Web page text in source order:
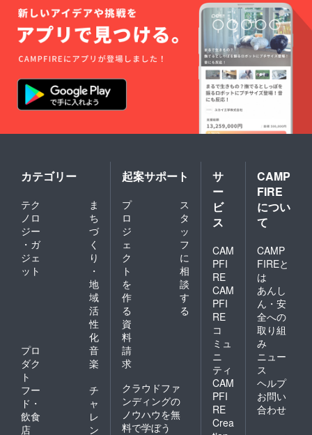
カテゴリー
テク
ノロ
ジー
・ガ
ジェ
ット
ま
ち
づ
く
り
・
地
域
活
性
化
プロ
ダク
ト
音
楽
フー
ド・
飲食
店
チ
ャ
レ
ン
起案サポート
プ
ロ
ジ
ェ
ク
ト
を
作
る
ス
タ
ッ
フ
に
相
談
す
る
資
料
請
求
クラウドファ
ンディングの
ノウハウを無
料で学ぼう
サ
ー
ビ
ス
CAM
PFI
RE
CAM
PFI
RE
コ
ミュ
ニ
ティ
CAM
PFI
RE
Crea
CAMP
FIRE
につい
て
CAMP
FIREと
は
あんし
ん・安
全への
取り組
み
ニュー
ス
ヘルプ
お問い
合わせ